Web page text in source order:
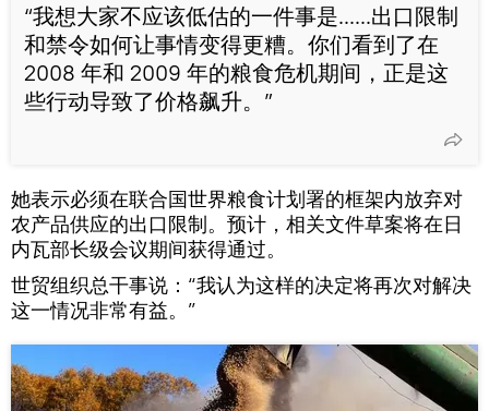
“我想大家不应该低估的一件事是......出口限制
和禁令如何让事情变得更糟。你们看到了在
2008 年和 2009 年的粮食危机期间，正是这
些行动导致了价格飙升。”
她表示必须在联合国世界粮食计划署的框架内放弃对
农产品供应的出口限制。预计，相关文件草案将在日
内瓦部长级会议期间获得通过。
世贸组织总干事说：“我认为这样的决定将再次对解决
这一情况非常有益。”